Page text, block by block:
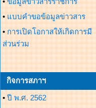
• แบบคำขอข้อมูลข่าวสาร
• การเปิดโอกาสให้เกิดการมี
ส่วนร่วม
กิจการสภาฯ
• ปี พ.ศ. 2562